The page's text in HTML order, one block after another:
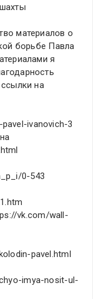
материалов о
борьбе Павла
я
на
ivanovich-3
0-543
vk.com/wall-
pavel.html
imya-nosit-ul-